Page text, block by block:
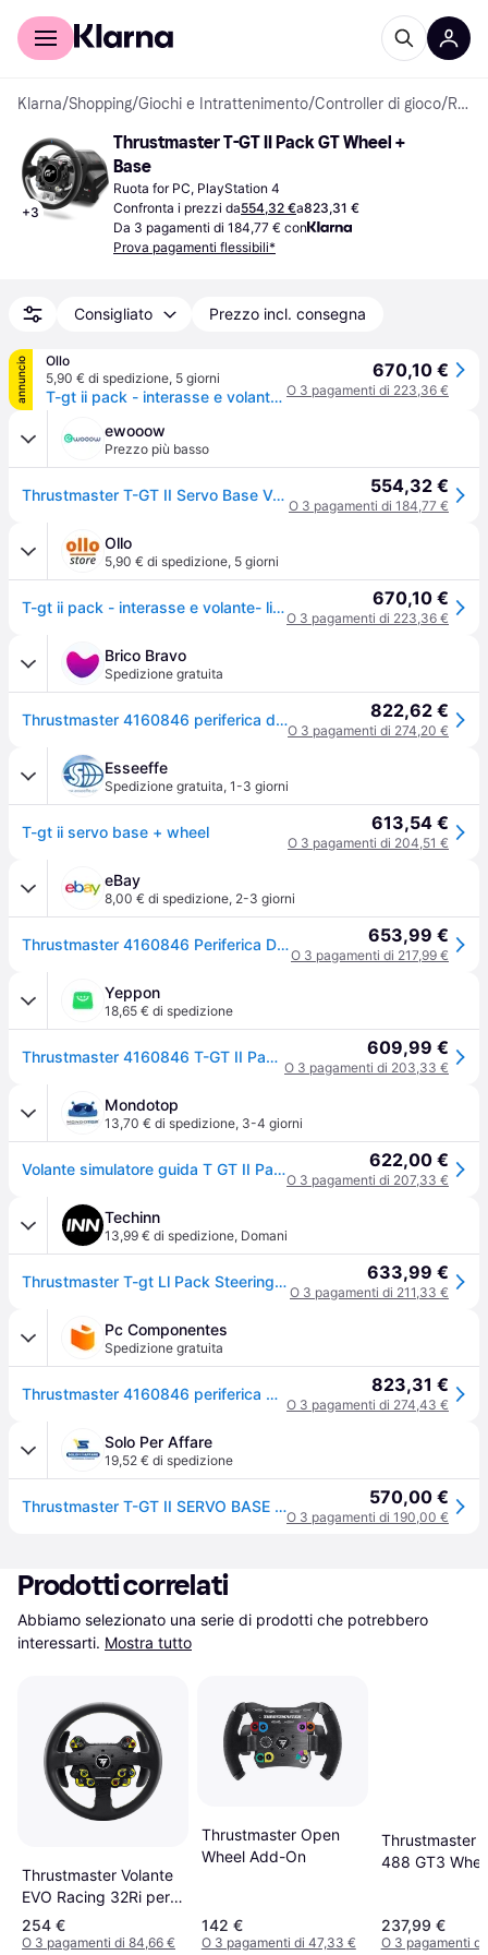
Per il tuo shopping
Klarna/Shopping/Giochi e Intrattenimento/Controller di gioco/ Ruote
+3
Thrustmaster T-GT II Pack GT Wheel +
Base
Ruota for PC, PlayStation 4
Confronta i prezzi da554,32 €a823,31 €
Da 3 pagamenti di 184,77 € con
Prova pagamenti flessibili*
Consigliato Prezzo incl. consegna
annuncio
Ollo
5,90 € di spedizione, 5 giorni
T-gt ii pack - interasse e volante- licenza ufficiale per ps5 e gran turismo - compatibile anche con pc
670,10 €
O 3 pagamenti di 223,36 €
ewooow
Prezzo più basso
Thrustmaster T-GT II Servo Base Volante con Force Feedback 554,32 €
O 3 pagamenti di 184,77 €
Ollo
5,90 € di spedizione, 5 giorni
T-gt ii pack - interasse e volante- licenza ufficiale per ps5 e gran turismo - compatibile anche con pc 670,10 €
O 3 pagamenti di 223,36 €
Brico Bravo
Spedizione gratuita
Thrustmaster 4160846 periferica di gioco nero usb volante pc, playstation 4, playstation 5 822,62 €
O 3 pagamenti di 274,20 €
Esseeffe
Spedizione gratuita, 1-3 giorni
T-gt ii servo base + wheel 613,54 €
O 3 pagamenti di 204,51 €
eBay
8,00 € di spedizione, 2-3 giorni
Thrustmaster 4160846 Periferica Di Gioco Nero Usb Volante Pc, Playstation 4, 653,99 €
O 3 pagamenti di 217,99 €
Yeppon
18,65 € di spedizione
Thrustmaster 4160846 T-GT II Pack Volante Gaming con Wheelbase PS5 PS4 PC Force Feedback 40W Licenza Ufficiale PlayStation colore Nero 609,99 €
O 3 pagamenti di 203,33 €
Mondotop
13,70 € di spedizione, 3-4 giorni
Volante simulatore guida T GT II Pack Black e Silver 4160846 622,00 €
O 3 pagamenti di 207,33 €
Techinn
13,99 € di spedizione, Domani
Thrustmaster T-gt Ll Pack Steering Wheel And Servo Nero 633,99 €
O 3 pagamenti di 211,33 €
Pc Componentes
Spedizione gratuita
Thrustmaster 4160846 periferica di gioco Nero USB Volante PC, PlayStation 4, PlayStation 5 823,31 €
O 3 pagamenti di 274,43 €
Solo Per Affare
19,52 € di spedizione
Thrustmaster T-GT II SERVO BASE + WHEEL 3362934112295 570,00 €
O 3 pagamenti di 190,00 €
Prodotti correlati
Abbiamo selezionato una serie di prodotti che potrebbero
interessarti. Mostra tutto
Thrustmaster Volante
EVO Racing 32Ri per
PC, PlayStation 4,
PlayStation 5, Xbox,
254 €
O 3 pagamenti di 84,66 €
Thrustmaster Open
Wheel Add-On
142 €
O 3 pagamenti di 47,33 €
Thrustmaster
488 GT3
237,99 €
O 3 pagamenti